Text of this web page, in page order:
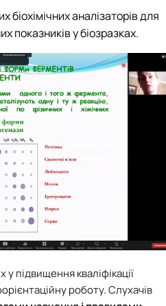
біохімічних аналізаторів для
показників у біозразках.
у підвищення кваліфікації
роботу. Слухачів